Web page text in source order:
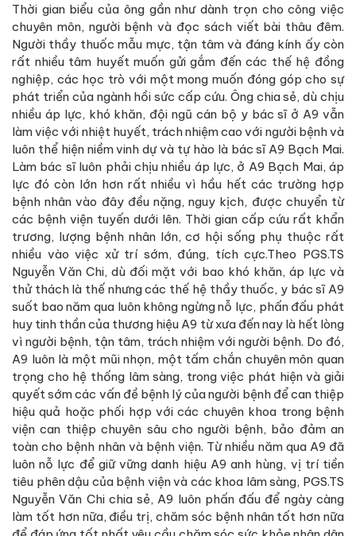
Thời gian biểu của ông gần như dành trọn cho công việc
chuyên môn, người bệnh và đọc sách viết bài thâu đêm.
Người thầy thuốc mẫu mực, tận tâm và đáng kính ấy còn
rất nhiều tâm huyết muốn gửi gắm đến các thế hệ đồng
nghiệp, các học trò với một mong muốn đóng góp cho sự
phát triển của ngành hồi sức cấp cứu. Ông chia sẻ, dù chịu
nhiều áp lực, khó khăn, đội ngũ cán bộ y bác sĩ ở A9 vẫn
làm việc với nhiệt huyết, trách nhiệm cao với người bệnh và
luôn thể hiện niềm vinh dự và tự hào là bác sĩ A9 Bạch Mai.
Làm bác sĩ luôn phải chịu nhiều áp lực, ở A9 Bạch Mai, áp
lực đó còn lớn hơn rất nhiều vì hầu hết các trường hợp
bệnh nhân vào đây đều nặng, nguy kịch, được chuyển từ
các bệnh viện tuyến dưới lên. Thời gian cấp cứu rất khẩn
trương, lượng bệnh nhân lớn, cơ hội sống phụ thuộc rất
nhiều vào việc xử trí sớm, đúng, tích cực.Theo PGS.TS
Nguyễn Văn Chi, dù đối mặt với bao khó khăn, áp lực và
thử thách là thế nhưng các thế hệ thầy thuốc, y bác sĩ A9
suốt bao năm qua luôn không ngừng nỗ lực, phấn đấu phát
huy tinh thần của thương hiệu A9 từ xưa đến nay là hết lòng
vì người bệnh, tận tâm, trách nhiệm với người bệnh. Do đó,
A9 luôn là một mũi nhọn, một tấm chắn chuyên môn quan
trọng cho hệ thống lâm sàng, trong việc phát hiện và giải
quyết sớm các vấn đề bệnh lý của người bệnh để can thiệp
hiệu quả hoặc phối hợp với các chuyên khoa trong bệnh
viện can thiệp chuyên sâu cho người bệnh, bảo đảm an
toàn cho bệnh nhân và bệnh viện. Từ nhiều năm qua A9 đã
luôn nỗ lực để giữ vững danh hiệu A9 anh hùng, vị trí tiền
tiêu phên dậu của bệnh viện và các khoa lâm sàng, PGS.TS
Nguyễn Văn Chi chia sẻ, A9 luôn phấn đấu để ngày càng
làm tốt hơn nữa, điều trị, chăm sóc bệnh nhân tốt hơn nữa